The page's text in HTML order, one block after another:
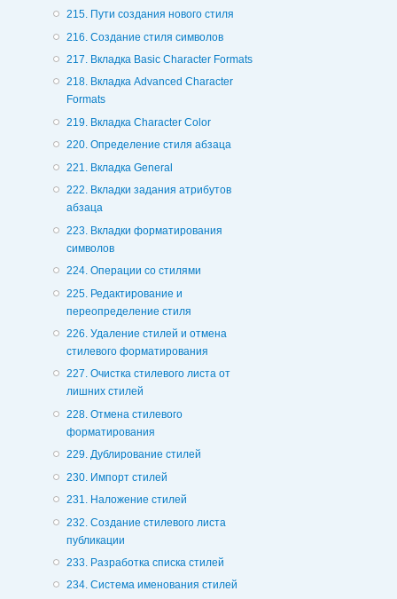
215. Пути создания нового стиля
216. Создание стиля символов
217. Вкладка Basic Character Formats
218. Вкладка Advanced Character
Formats
219. Вкладка Character Color
220. Определение стиля абзаца
221. Вкладка General
222. Вкладки задания атрибутов
абзаца
223. Вкладки форматирования
символов
224. Операции со стилями
225. Редактирование и
переопределение стиля
226. Удаление стилей и отмена
стилевого форматирования
227. Очистка стилевого листа от
лишних стилей
228. Отмена стилевого
форматирования
229. Дублирование стилей
230. Импорт стилей
231. Наложение стилей
232. Создание стилевого листа
публикации
233. Разработка списка стилей
234. Система именования стилей